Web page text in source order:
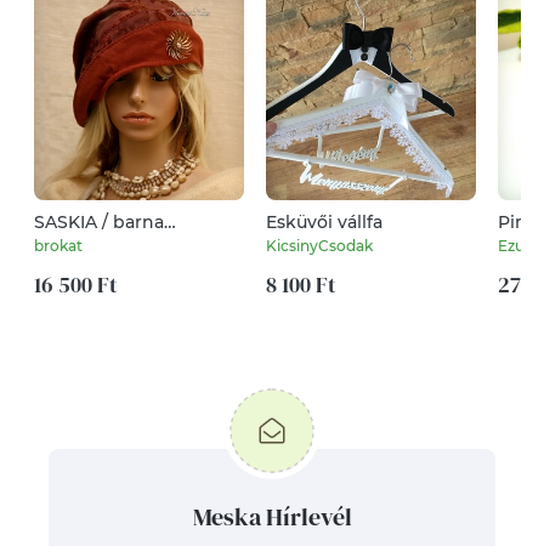
SASKIA / barna
jacquard jersey design-
brokat
16 500 Ft
Esküvői vállfa
KicsinyCsodak
8 100 Ft 27
Meska Hírlevél